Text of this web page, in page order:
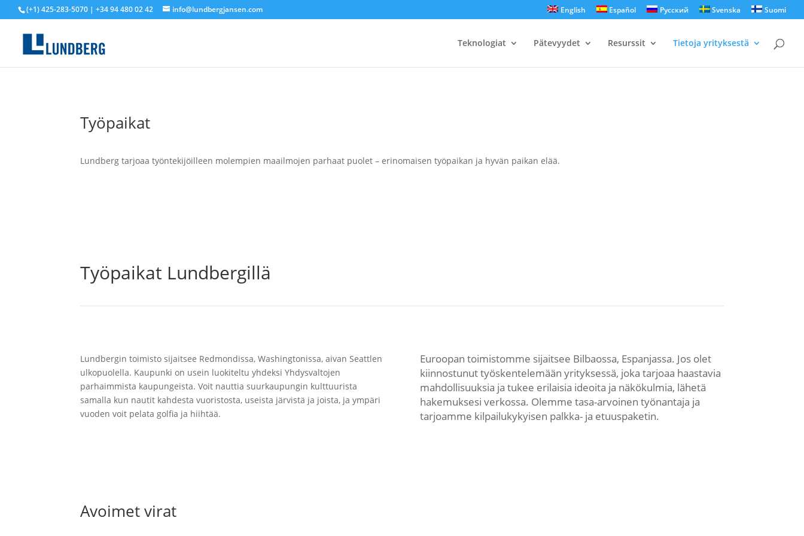
(+1) 425-283-5070 | +34 94 480 02 42 info@lundbergjansen.com English Español Русский Svenska Suomi
Teknologiat Pätevyydet Resurssit Tietoja yrityksestä
Työpaikat
Lundberg tarjoaa työntekijöilleen molempien maailmojen parhaat puolet – erinomaisen työpaikan ja hyvän paikan elää.
Työpaikat Lundbergillä
Lundbergin toimisto sijaitsee Redmondissa, Washingtonissa, aivan Seattlen
ulkopuolella. Kaupunki on usein luokiteltu yhdeksi Yhdysvaltojen
parhaimmista kaupungeista. Voit nauttia suurkaupungin kulttuurista
samalla kun nautit kahdesta vuoristosta, useista järvistä ja joista, ja ympäri
vuoden voit pelata golfia ja hiihtää.
Euroopan toimistomme sijaitsee Bilbaossa, Espanjassa. Jos olet
kiinnostunut työskentelemään yrityksessä, joka tarjoaa haastavia
mahdollisuuksia ja tukee erilaisia ideoita ja näkökulmia, lähetä
hakemuksesi verkossa. Olemme tasa-arvoinen työnantaja ja
tarjoamme kilpailukykyisen palkka- ja etuuspaketin.
Avoimet virat